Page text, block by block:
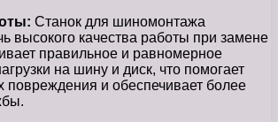
Станок для шиномонтажа
высокого качества работы при замене
правильное и равномерное
на шину и диск, что помогает
повреждения и обеспечивает более